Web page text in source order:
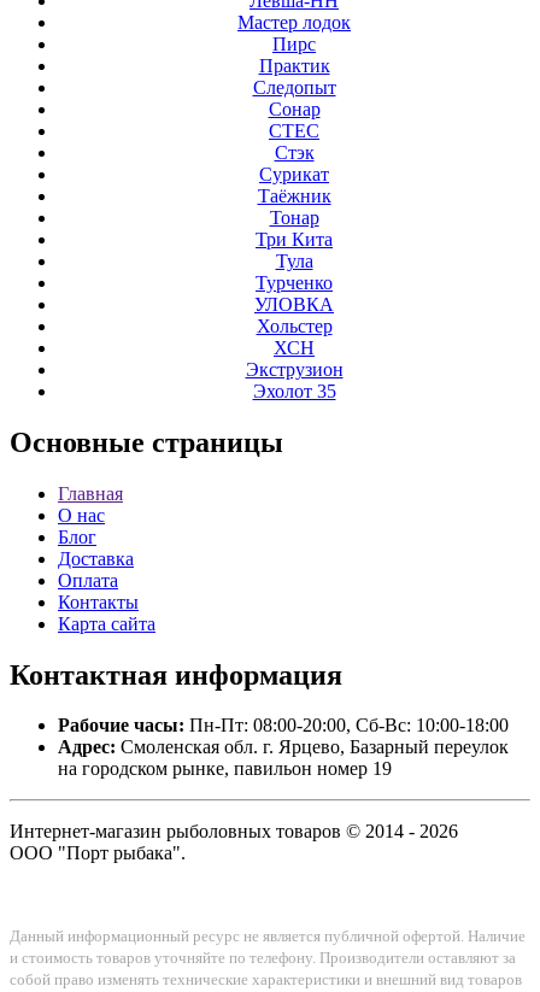
Мастер лодок
Пирс
Практик
Следопыт
Сонар
СТЕС
Стэк
Сурикат
Таёжник
Тонар
Три Кита
Тула
Турченко
УЛОВКА
Хольстер
ХСН
Экструзион
Эхолот 35
Основные страницы
Главная
О нас
Блог
Доставка
Оплата
Контакты
Карта сайта
Контактная информация
Рабочие часы: Пн-Пт: 08:00-20:00, Сб-Вс: 10:00-18:00
Адрес: Смоленская обл. г. Ярцево, Базарный переулок
на городском рынке, павильон номер 19
Интернет-магазин рыболовных товаров © 2014 - 2026
ООО "Порт рыбака".
Данный информационный ресурс не является публичной офертой. Наличие
и стоимость товаров уточняйте по телефону. Производители оставляют за
собой право изменять технические характеристики и внешний вид товаров